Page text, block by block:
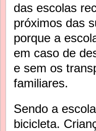
das escolas
próximos das
porque a
em caso de
e sem os
familiares.
Sendo a
bicicleta.